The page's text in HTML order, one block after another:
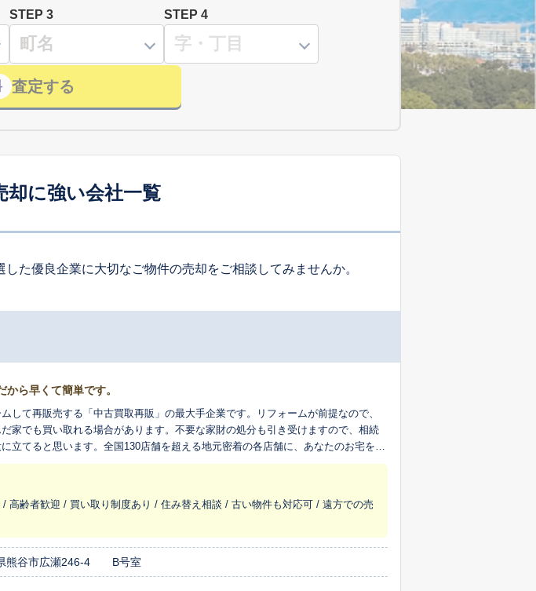
STEP 3 STEP 4
査定する
却に強い会社一覧
た優良企業に大切なご物件の売却をご相談してみませんか。
ら早くて簡単です。
して再販売する「中古買取再販」の最大手企業です。リフォームが前提なので、
家でも買い取れる場合があります。不要な家財の処分も引き受けますので、相続
立てると思います。全国130店舗を超える地元密着の各店舗に、あなたのお宅を生
させてください。
高齢者歓迎 / 買い取り制度あり / 住み替え相談 / 古い物件も対応可 / 遠方での売
熊谷市広瀬246-4 B号室